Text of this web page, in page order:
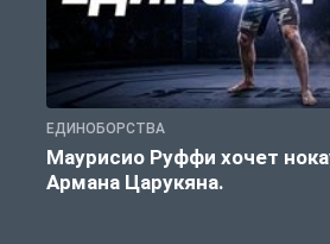
ЕДИНОБОРСТВА
Маурисио Руффи хочет
Армана Царукяна.